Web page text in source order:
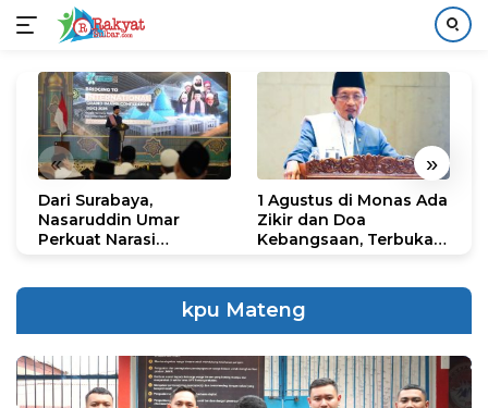
konten
« »
Dari Surabaya,
Nasaruddin Umar
Perkuat Narasi
1 Agustus di Monas Ada
Zikir dan Doa
Kebangsaan, Terbuka
kpu Mateng